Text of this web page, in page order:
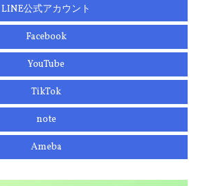
LINE公式アカウント
Facebook
YouTube
TikTok
note
Ameba